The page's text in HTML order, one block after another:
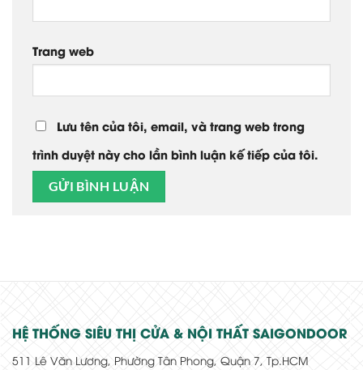
Trang web
Lưu tên của tôi, email, và trang web trong
trình duyệt này cho lần bình luận kế tiếp của tôi.
HỆ THỐNG SIÊU THỊ CỬA & NỘI THẤT SAIGONDOOR
511 Lê Văn Lương, Phường Tân Phong, Quận 7, Tp.HCM